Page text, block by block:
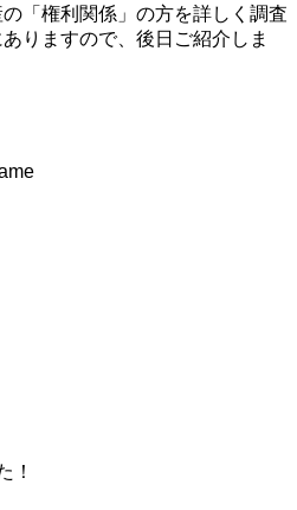
「権利関係」の方を詳しく調査
りますので、後日ご紹介しま
！